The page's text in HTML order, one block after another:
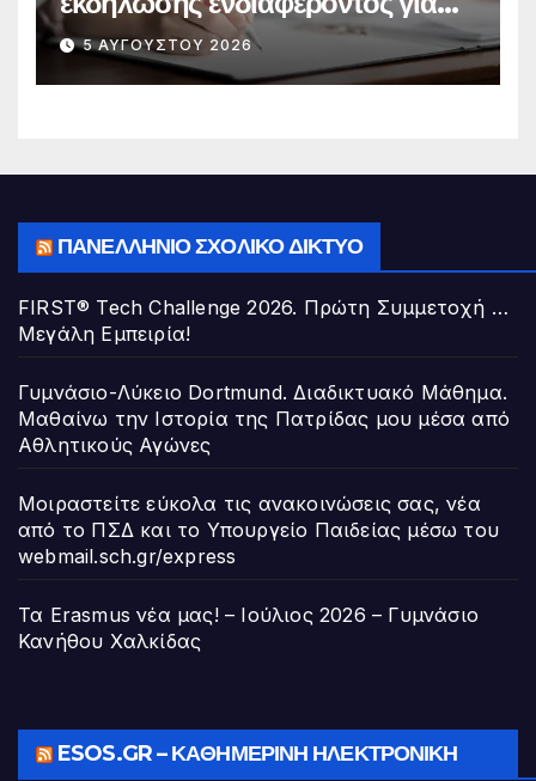
την πλήρωση κενούμενης θέσης
Διευθυντή/ντριας Σχολικής
Μονάδας της Διεύθυνσης Π.Ε. Α΄
5 ΑΥΓΟΎΣΤΟΥ 2026
ΠΑΝΕΛΛΉΝΙΟ ΣΧΟΛΙΚΌ ΔΊΚΤΥΟ
FIRST® Tech Challenge 2026. Πρώτη Συμμετοχή …
Μεγάλη Εμπειρία!
Γυμνάσιο-Λύκειο Dortmund. Διαδικτυακό Μάθημα.
Μαθαίνω την Ιστορία της Πατρίδας μου μέσα από
Αθλητικούς Αγώνες
Μοιραστείτε εύκολα τις ανακοινώσεις σας, νέα
από το ΠΣΔ και το Υπουργείο Παιδείας μέσω του
webmail.sch.gr/express
Τα Erasmus νέα μας! – Ιούλιος 2026 – Γυμνάσιο
Κανήθου Χαλκίδας
ESOS.GR – ΚΑΘΗΜΕΡΙΝΉ ΗΛΕΚΤΡΟΝΙΚΉ